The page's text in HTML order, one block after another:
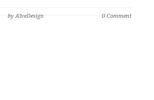
by AlveDesign 0 Comment